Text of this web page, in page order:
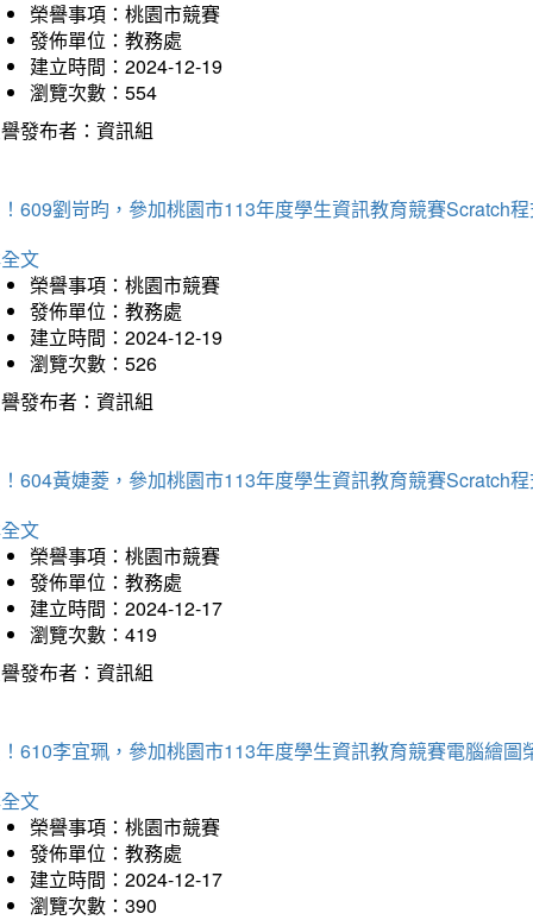
榮譽事項：桃園市競賽
發佈單位：教務處
建立時間：2024-12-19
瀏覽次數：554
發布者：資訊組
609劉岢昀，參加桃園市113年度學生資訊教育競賽Scratch
文
榮譽事項：桃園市競賽
發佈單位：教務處
建立時間：2024-12-19
瀏覽次數：526
發布者：資訊組
604黃婕菱，參加桃園市113年度學生資訊教育競賽Scratch
文
榮譽事項：桃園市競賽
發佈單位：教務處
建立時間：2024-12-17
瀏覽次數：419
發布者：資訊組
610李宜珮，參加桃園市113年度學生資訊教育競賽電腦繪圖
文
榮譽事項：桃園市競賽
發佈單位：教務處
建立時間：2024-12-17
瀏覽次數：390